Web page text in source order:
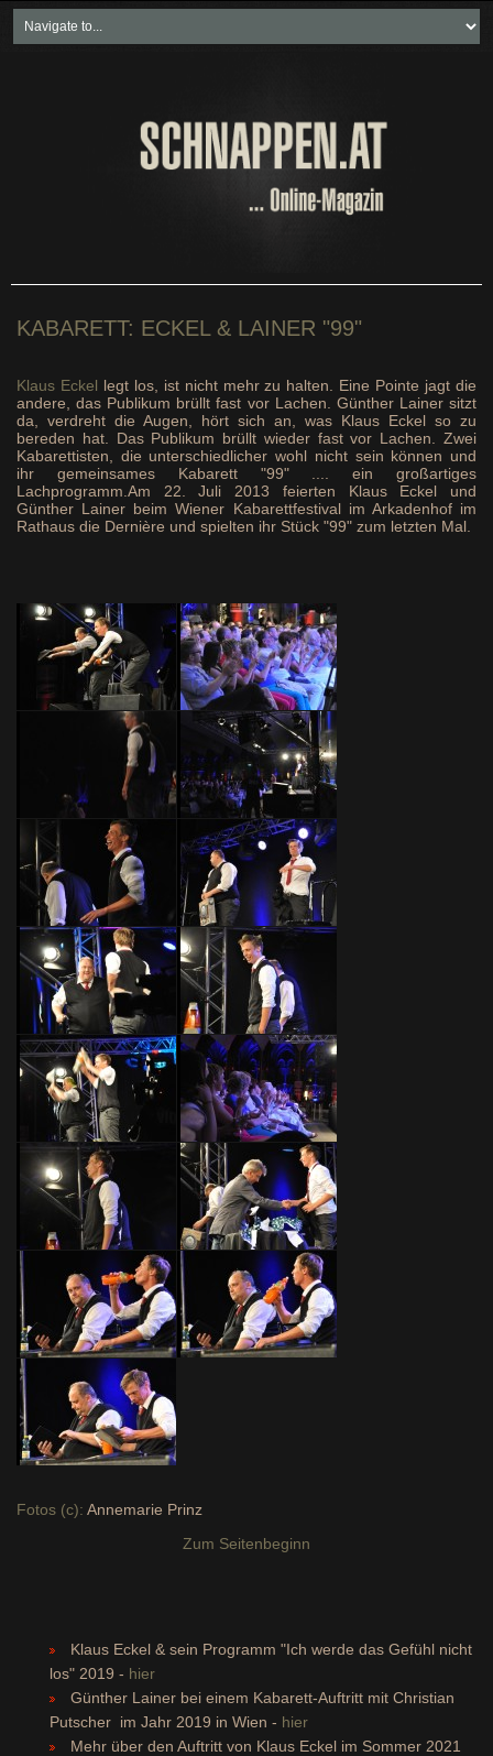
Neueste Beiträge
Soziales & Projekte
KABARETT: ECKEL & LAINER "99"
Klaus Eckel legt los, ist nicht mehr zu halten. Eine Pointe jagt die
andere, das Publikum brüllt fast vor Lachen. Günther Lainer sitzt
da, verdreht die Augen, hört sich an, was Klaus Eckel so zu
bereden hat. Das Publikum brüllt wieder fast vor Lachen. Zwei
Kabarettisten, die unterschiedlicher wohl nicht sein können und
ihr gemeinsames Kabarett "99" .... ein großartiges
Lachprogramm.Am 22. Juli 2013 feierten Klaus Eckel und
Günther Lainer beim Wiener Kabarettfestival im Arkadenhof im
Rathaus die Dernière und spielten ihr Stück "99" zum letzten Mal.
Fotos (c): Annemarie Prinz
Zum Seitenbeginn
Klaus Eckel & sein Programm "Ich werde das Gefühl nicht
los" 2019 - hier
Günther Lainer bei einem Kabarett-Auftritt mit Christian
Putscher im Jahr 2019 in Wien - hier
Mehr über den Auftritt von Klaus Eckel im Sommer 2021